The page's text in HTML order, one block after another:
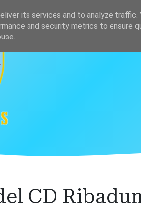
Clasificación
CD
its services and to analyze traffic.
and security metrics to ensure